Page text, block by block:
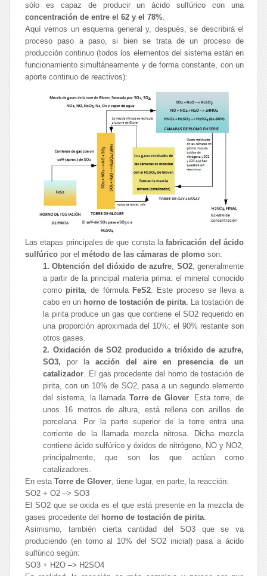
sólo es capaz de producir un ácido sulfúrico con una
concentración de entre el 62 y el 78%.
Aquí vemos un esquema general y, después, se describirá el
proceso paso a paso, si bien se trata de un proceso de
producción continuo (todos los elementos del sistema están en
funcionamiento simultáneamente y de forma constante, con un
aporte continuo de reactivos):
Las etapas principales de que consta lafabricación del ácido
sulfúrico por el método de las cámaras de plomo son:
1. Obtención del dióxido de azufre SO2, generalmente
a partir de la principal materia prima: el mineral conocido
como pirita , de fórmula FeS2. Este proceso se lleva a
cabo en un horno de tostación de pirita . La tostación de
la pirita produce un gas que contiene el SO2 requerido en
una proporción aproximada del 10%; el 90% restante son
otros gases.
2. Oxidación de SO2 producido a trióxido de azufre,
SO3, por la acción del aire en presencia de un
catalizador . El gas procedente del horno de tostación de
pirita, con un 10% de SO2, pasa a un segundo elemento
del sistema, la llamadaTorre de Glover. Esta torre, de
unos 16 metros de altura, está rellena con anillos de
porcelana. Por la parte superior de la torre entra una
corriente de la llamada mezcla nitrosa. Dicha mezcla
contiene ácido sulfúrico y óxidos de nitrógeno, NO y NO2,
principalmente, que son los que actúan como
catalizadores.
En esta Torre de Glover , tiene lugar, en parte, la reacción:
SO2 + O2 –> SO3
El SO2 que se oxida es el que está presente en la mezcla de
gases procedente del horno de tostación de pirita
Asimismo, también cierta cantidad del SO3 que se va
produciendo (en torno al 10% del SO2 inicial) pasa a ácido
sulfúrico según:
SO3 + H2O –> H2SO4